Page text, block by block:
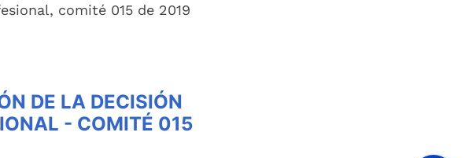
comité 015 de 2019
DE LA DECISIÓN
- COMITÉ 015